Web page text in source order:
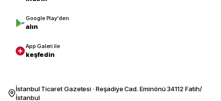
Google Play'den
alın
App Galeri ile
keşfedin
İstanbul Ticaret Gazetesi · Reşadiye Cad. Eminönü 34112 Fatih/
İstanbul